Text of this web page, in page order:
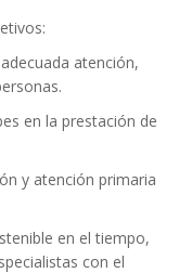
atención,
en la prestación de
y atención primaria
en el tiempo,
con el